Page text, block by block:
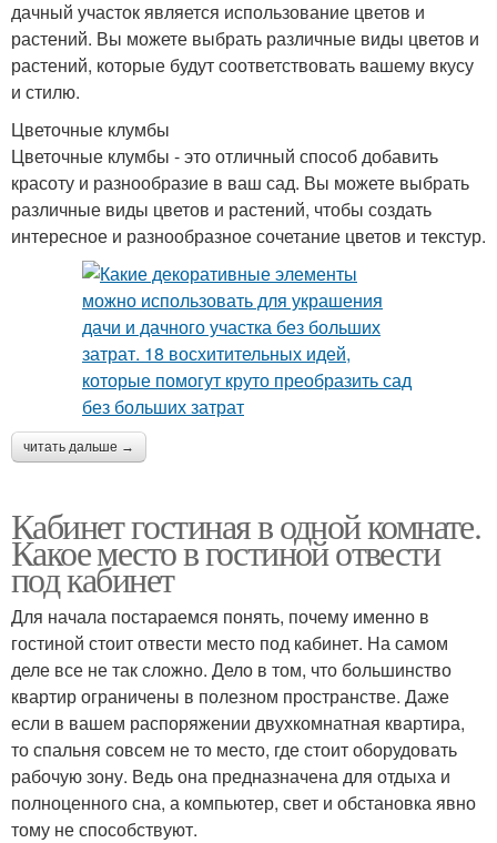
дачный участок является использование цветов и
растений. Вы можете выбрать различные виды цветов и
растений, которые будут соответствовать вашему вкусу
и стилю.
Цветочные клумбы
Цветочные клумбы - это отличный способ добавить
красоту и разнообразие в ваш сад. Вы можете выбрать
различные виды цветов и растений, чтобы создать
интересное и разнообразное сочетание цветов и текстур.
читать дальше →
Кабинет гостиная в одной комнате.
Какое место в гостиной отвести
под кабинет
Для начала постараемся понять, почему именно в
гостиной стоит отвести место под кабинет. На самом
деле все не так сложно. Дело в том, что большинство
квартир ограничены в полезном пространстве. Даже
если в вашем распоряжении двухкомнатная квартира,
то спальня совсем не то место, где стоит оборудовать
рабочую зону. Ведь она предназначена для отдыха и
полноценного сна, а компьютер, свет и обстановка явно
тому не способствуют.